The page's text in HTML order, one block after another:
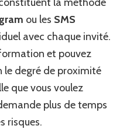
ou les SMS
avec chaque invité.
et pouvez
le degré de proximité
que vous voulez
plus de temps
risques.